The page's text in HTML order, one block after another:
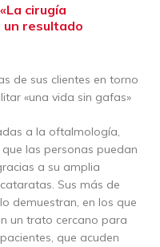
cirugía
resultado
de sus clientes en torno
«una vida sin gafas»
a la oftalmología,
las personas puedan
a su amplia
Sus más de
demuestran, en los que
un trato cercano para
que acuden